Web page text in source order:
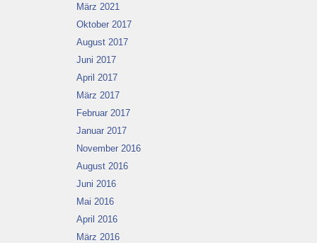
März 2021
Oktober 2017
August 2017
Juni 2017
April 2017
März 2017
Februar 2017
Januar 2017
November 2016
August 2016
Juni 2016
Mai 2016
April 2016
März 2016